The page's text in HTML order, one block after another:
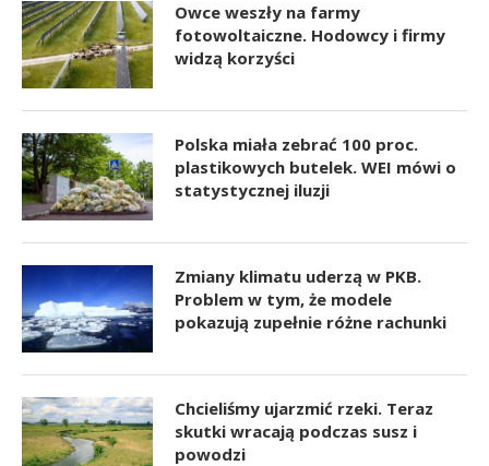
Owce weszły na farmy
fotowoltaiczne. Hodowcy i firmy
widzą korzyści
Polska miała zebrać 100 proc.
plastikowych butelek. WEI mówi o
statystycznej iluzji
Zmiany klimatu uderzą w PKB.
Problem w tym, że modele
pokazują zupełnie różne rachunki
Chcieliśmy ujarzmić rzeki. Teraz
skutki wracają podczas susz i
powodzi